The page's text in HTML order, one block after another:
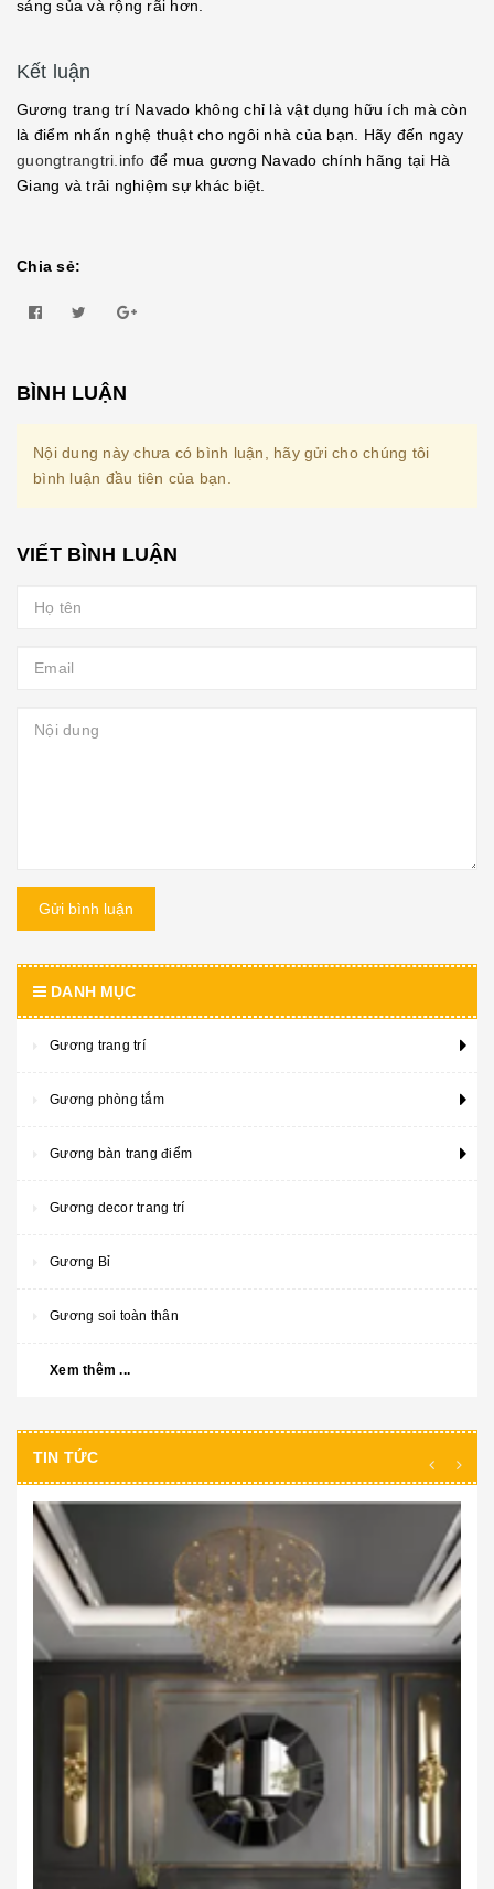
sáng sủa và rộng rãi hơn.
Kết luận
Gương trang trí Navado không chỉ là vật dụng hữu ích mà còn
là điểm nhấn nghệ thuật cho ngôi nhà của bạn. Hãy đến ngay
guongtrangtri.info để mua gương Navado chính hãng tại Hà
Giang và trải nghiệm sự khác biệt.
Chia sẻ:
BÌNH LUẬN
Nội dung này chưa có bình luận, hãy gửi cho chúng tôi
bình luận đầu tiên của bạn.
VIẾT BÌNH LUẬN
Gửi bình luận
DANH MỤC
Gương trang trí
Gương phòng tắm
Gương bàn trang điểm
Gương decor trang trí
Gương Bỉ
Gương soi toàn thân
Xem thêm ...
TIN TỨC